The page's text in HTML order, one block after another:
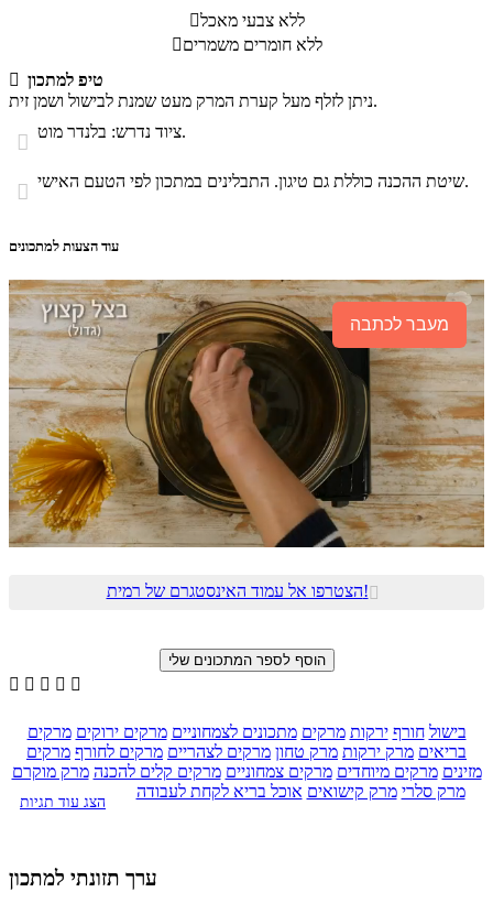
ללא צבעי מאכל
ללא חומרים משמרים
 טיפ למתכון
ניתן לזלף מעל קערת המרק מעט שמנת לבישול ושמן זית.
 ציוד נדרש: בלנדר מוט.
 שיטת ההכנה כוללת גם טיגון. התבלינים במתכון לפי הטעם האישי.
עוד הצעות למתכונים
מעבר לכתבה
הצטרפו אל עמוד האינסטגרם של רמית!
    
בישול חורף ירקות מרקים מתכונים לצמחוניים מרקים ירוקים מרקים
בריאים מרק ירקות מרק טחון מרקים לצהריים מרקים לחורף מרקים
מזינים מרקים מיוחדים מרקים צמחוניים מרקים קלים להכנה מרק מוקרם
מרק סלרי מרק קישואים אוכל בריא לקחת לעבודה
הצג עוד תגיות
ערך תזונתי למתכון